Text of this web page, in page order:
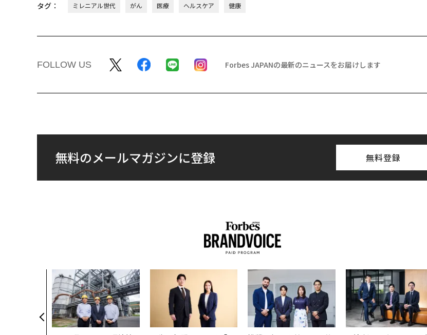
タグ： ミレニアル世代 がん 医療 ヘルスケア 健康
FOLLOW US Forbes JAPANの最新のニュースをお届けします
無料のメールマガジンに登録 無料登録